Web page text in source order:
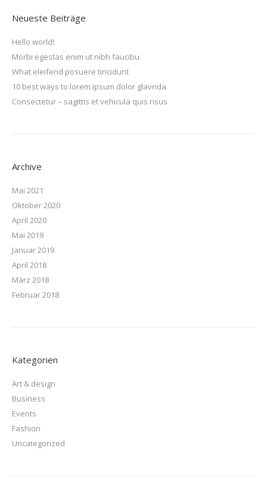
Neueste Beiträge
Hello world!
Morbi egestas enim ut nibh faucibu
What eleifend posuere tincidunt
10 best ways to lorem ipsum dolor glavrida
Consectetur – sagittis et vehicula quis risus
Archive
Mai 2021
Oktober 2020
April 2020
Mai 2019
Januar 2019
April 2018
März 2018
Februar 2018
Kategorien
Art & design
Business
Events
Fashion
Uncategorized